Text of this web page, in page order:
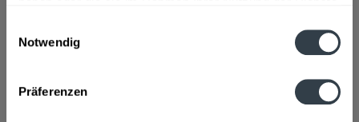
Notwendig
Präferenzen
Zutaten und Allergene